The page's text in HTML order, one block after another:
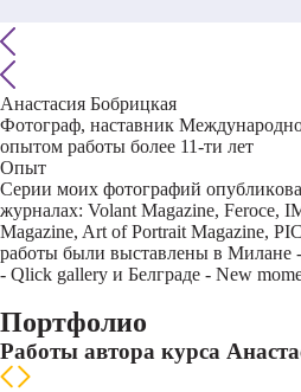
Анастасия Бобрицкая
Фотограф, наставник
опытом работы более 11-ти лет
Опыт
Серии моих фотографий
журналах: Volant Magazine, Feroce,
Magazine, Art of Portrait Magazine,
работы были выставлены в Милане
- Qlick gallery и Белграде - New
Портфолио
Работы автора курса